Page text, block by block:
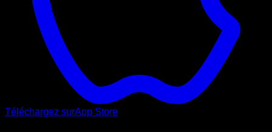
Téléchargez surApp Store